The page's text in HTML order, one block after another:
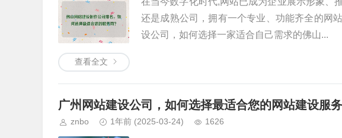
还是成熟公司，拥有一个专业、功能齐全的网
设公司，如何选择一家适合自己需求的佛山...
查看全文
广州网站建设公司，如何选择最适合您的网站建设服
znbo 1年前 (2025-03-24) 1626